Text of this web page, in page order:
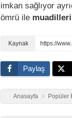
imkan sağlıyor
ömrü ile
https://
Paylaş
Anasayfa Popüler